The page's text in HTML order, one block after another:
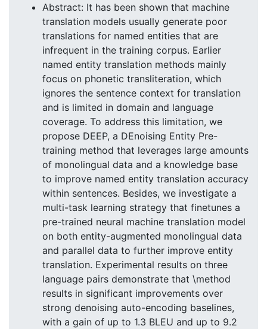
Abstract: It has been shown that machine
translation models usually generate poor
translations for named entities that are
infrequent in the training corpus. Earlier
named entity translation methods mainly
focus on phonetic transliteration, which
ignores the sentence context for translation
and is limited in domain and language
coverage. To address this limitation, we
propose DEEP, a DEnoising Entity Pre-
training method that leverages large amounts
of monolingual data and a knowledge base
to improve named entity translation accuracy
within sentences. Besides, we investigate a
multi-task learning strategy that finetunes a
pre-trained neural machine translation model
on both entity-augmented monolingual data
and parallel data to further improve entity
translation. Experimental results on three
language pairs demonstrate that \method
results in significant improvements over
strong denoising auto-encoding baselines,
with a gain of up to 1.3 BLEU and up to 9.2